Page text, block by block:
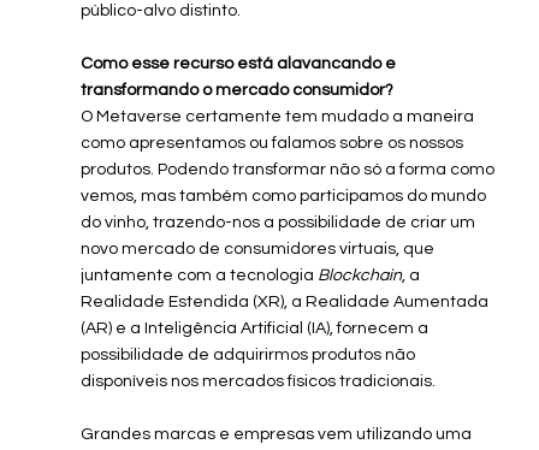
público-alvo distinto.
Como esse recurso está alavancando e
transformando o mercado consumidor?
O Metaverse certamente tem mudado a maneira
como apresentamos ou falamos sobre os nossos
produtos. Podendo transformar não só a forma como
vemos, mas também como participamos do mundo
do vinho, trazendo-nos a possibilidade de criar um
novo mercado de consumidores virtuais, que
juntamente com a tecnologia Blockchain, a
Realidade Estendida (XR), a Realidade Aumentada
(AR) e a Inteligência Artificial (IA), fornecem a
possibilidade de adquirirmos produtos não
disponíveis nos mercados físicos tradicionais.
Grandes marcas e empresas vem utilizando uma